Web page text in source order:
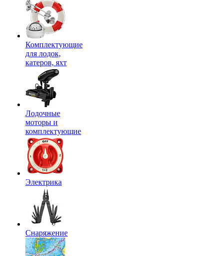
Комплектующие
для лодок,
катеров, яхт
Лодочные
моторы и
комплектующие
Электрика
Снаряжение